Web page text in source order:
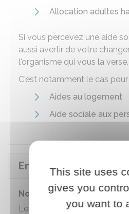
Allocation adultes
Si vous percevez une aide
aussi avertir de votre
l'organisme qui vous la verse.
C'est notamment le cas
Aides au logement
Aide sociale aux
Enfants
Nom de l'enfant et
Les règles sont les mêmes
This site uses
gives you
you want to